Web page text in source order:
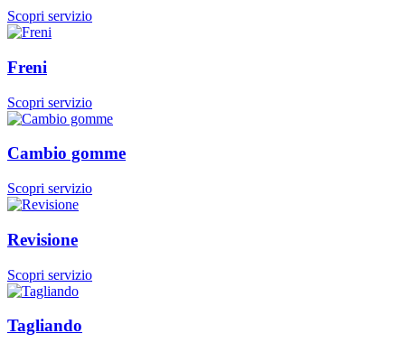
Scopri servizio
Freni
Scopri servizio
Cambio gomme
Scopri servizio
Revisione
Scopri servizio
Tagliando